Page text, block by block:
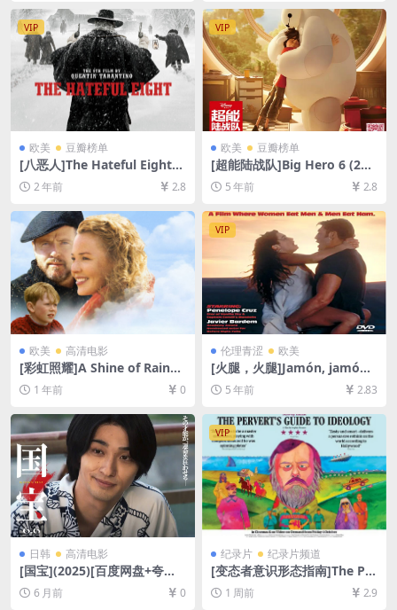
载][MP4/33GB][中英字幕]
放/下载][MP4/70GB][奈飞官
方中字]
VIP
欧美 豆瓣榜单
[八恶人]The Hateful Eight
(2015)[百度网盘+夸克网盘10
80P超清未删减资源][网盘在
线播放/下载][MP4/16GB][中
英字幕]
2 年前 2.8
VIP
欧美 豆瓣榜单
[超能陆战队]Big Hero 6 (201
4)[百度网盘+迅雷云盘资源10
80P超清未删减][MP4/6.6GB]
[中英字幕]
5 年前 2.8
欧美 高清电影
[彩虹照耀]A Shine of Rainbo
ws (2009)[百度网盘+夸克网
盘1080P超清未删减资源][网
盘在线播放/下载][MP4/6.5G
B][中英字幕]
1 年前 0
VIP
伦理青涩 欧美
[火腿，火腿]Jamón, jamón
(1992)完整版[百度网盘+迅雷
云盘资源1080P超清未删减]
[MP4/5.9GB][原声中字]【视
频文件+防和谐压缩包（含解
压密码）】
5 年前 2.83
日韩 高清电影
[国宝](2025)[百度网盘+夸克
网盘1080P超清未删减资源]
[网盘在线播放/下载][MKV/6G
6 月前 0
VIP
纪录片 纪录片频道
[变态者意识形态指南]The Per
vert’s Guide to Ideology (2
013)[百度网盘+夸克网盘1080
1 周前 2.9